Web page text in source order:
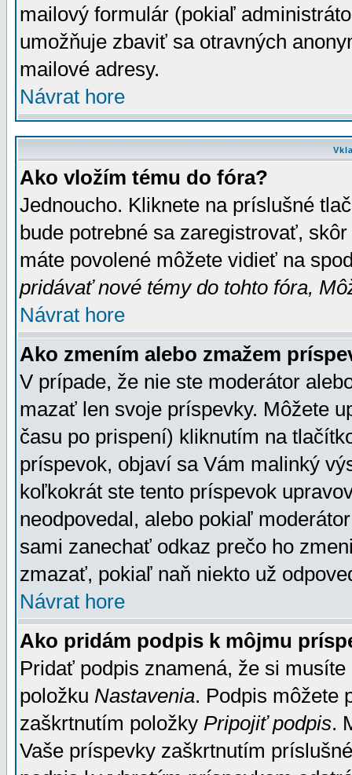
mailový formulár (pokiaľ
umožňuje zbaviť sa otravných
mailové adresy.
Návrat hore
Ako vložím tému do fóra?
Jednoucho. Kliknete na príslušné
bude potrebné sa zaregistrovať,
máte povolené môžete vidieť na
pridávať nové témy do tohto fóra,
Návrat hore
Ako zmením alebo zmažem
V prípade, že nie ste moderátor
mazať len svoje príspevky. Môžete
času po prispení) kliknutím na
príspevok, objaví sa Vám malinký
koľkokrát ste tento príspevok
neodpovedal, alebo pokiaľ
sami zanechať odkaz prečo ho
zmazať, pokiaľ naň niekto už
Návrat hore
Ako pridám podpis k môjmu
Pridať podpis znamená, že si
položku Nastavenia. Podpis môžete
zaškrtnutím položky Pripojiť podpis.
Vaše príspevky zaškrtnutím